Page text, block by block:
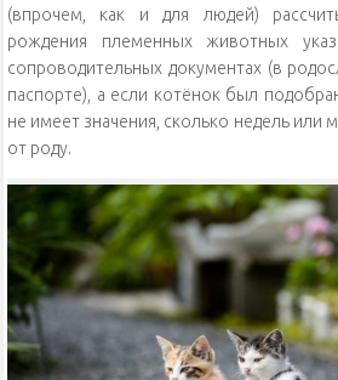
(впрочем, как и для людей)
рождения племенных животных
сопроводительных документах (в
паспорте), а если котёнок был
не имеет значения, сколько недель или
от роду.